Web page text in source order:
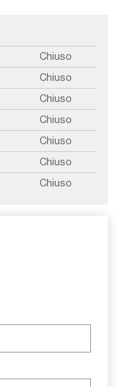
Chiuso
Chiuso
Chiuso
Chiuso
Chiuso
Chiuso
Chiuso